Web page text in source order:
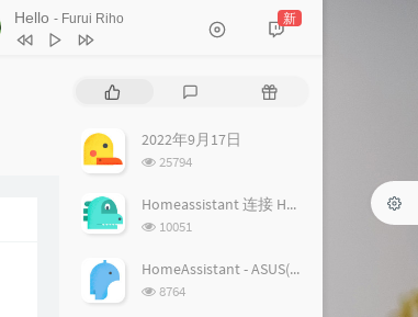
Hello - Furui Riho 新
章
评
随
2022年9月17日
浏
次
25794
Homeassistant 连接 Homekit 方法
浏
次
10051
HomeAssistant - ASUS(梅林) 路由追踪设置
浏
8764